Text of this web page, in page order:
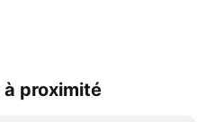
proximité